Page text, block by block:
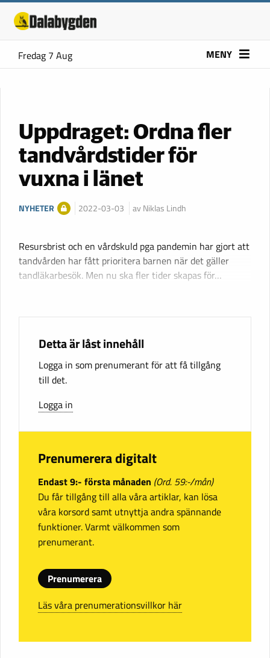
Fredag 7 Aug MENY
Uppdraget: Ordna fler
tandvårdstider för
vuxna i länet
NYHETER 2022-03-03 av Niklas Lindh
Resursbrist och en vårdskuld pga pandemin har gjort att
tandvården har fått prioritera barnen när det gäller
tandläkarbesök. Men nu ska fler tider skapas för…
Detta är låst innehåll
Logga in som prenumerant för att få tillgång
till det.
Logga in
Prenumerera digitalt
Endast 9:- första månaden (Ord. 59:-/mån)
Du får tillgång till alla våra artiklar, kan lösa
våra korsord samt utnyttja andra spännande
funktioner. Varmt välkommen som
prenumerant.
Prenumerera
Läs våra prenumerationsvillkor här